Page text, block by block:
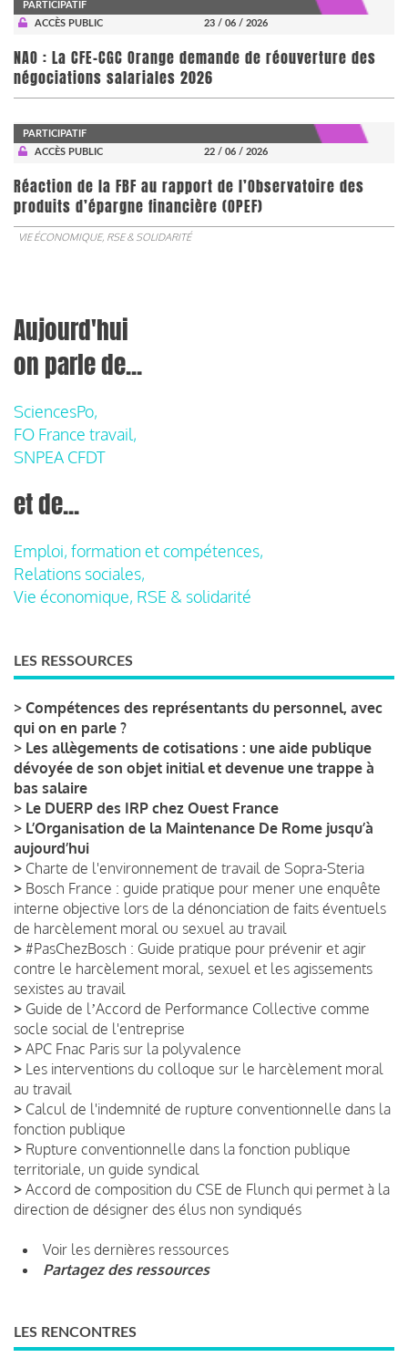
PARTICIPATIF
ACCÈS PUBLIC
23 / 06 / 2026
NAO : La CFE-CGC Orange demande de réouverture des
négociations salariales 2026
PARTICIPATIF
ACCÈS PUBLIC
22 / 06 / 2026
​​​​​​​Réaction de la FBF au rapport de l’Observatoire des
produits d’épargne financière (OPEF)
VIE ÉCONOMIQUE, RSE & SOLIDARITÉ
Aujourd'hui
on parle de...
SciencesPo,
FO France travail,
SNPEA CFDT
et de...
Emploi, formation et compétences,
Relations sociales,
Vie économique, RSE & solidarité
LES RESSOURCES
> Compétences des représentants du personnel, avec
qui on en parle ?
> Les allègements de cotisations : une aide publique
dévoyée de son objet initial et devenue une trappe à
bas salaire
> Le DUERP des IRP chez Ouest France
> L’Organisation de la Maintenance De Rome jusqu’à
aujourd’hui
> Charte de l'environnement de travail de Sopra-Steria
> Bosch France : guide pratique pour mener une enquête
interne objective lors de la dénonciation de faits éventuels
de harcèlement moral ou sexuel au travail
> #PasChezBosch : Guide pratique pour prévenir et agir
contre le harcèlement moral, sexuel et les agissements
sexistes au travail
> Guide de lʼAccord de Performance Collective comme
socle social de l'entreprise
> APC Fnac Paris sur la polyvalence
> Les interventions du colloque sur le harcèlement moral
au travail
> Calcul de l'indemnité de rupture conventionnelle dans la
fonction publique
> Rupture conventionnelle dans la fonction publique
territoriale, un guide syndical
> Accord de composition du CSE de Flunch qui permet à la
direction de désigner des élus non syndiqués
Voir les dernières ressources
Partagez des ressources
LES RENCONTRES